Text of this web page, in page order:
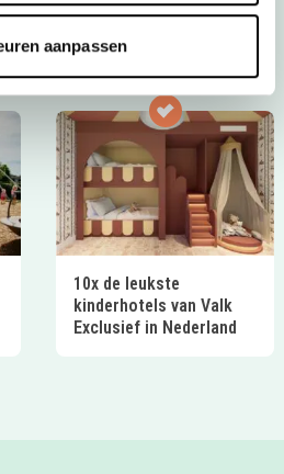
aanpassen
10x de leukste
kinderhotels van Valk
Exclusief in Nederland